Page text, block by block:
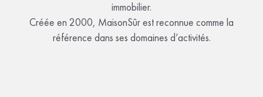
immobilier.
Créée en 2000, MaisonSûr est reconnue comme la
référence dans ses domaines d’activités.